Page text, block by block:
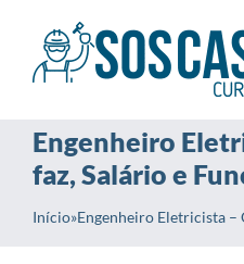
Engenheiro
faz, Salário e
Início»Engenheiro Eletricista –